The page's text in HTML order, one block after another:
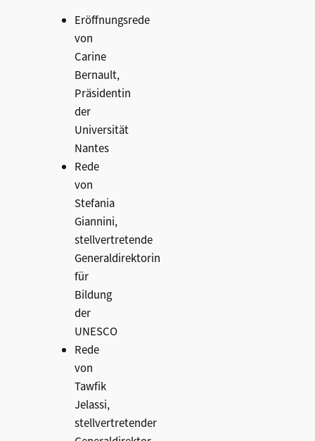
Eröffnungsrede
von
Carine
Bernault,
Präsidentin
der
Universität
Nantes
Rede
von
Stefania
Giannini,
stellvertretende
Generaldirektorin
für
Bildung
der
UNESCO
Rede
von
Tawfik
Jelassi,
stellvertretender